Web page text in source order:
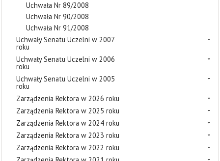
Uchwała Nr 89/2008
Uchwała Nr 90/2008
Uchwała Nr 91/2008
Uchwały Senatu Uczelni w 2007
roku
Uchwały Senatu Uczelni w 2006
roku
Uchwały Senatu Uczelni w 2005
roku
Zarządzenia Rektora w 2026 roku
Zarządzenia Rektora w 2025 roku
Zarządzenia Rektora w 2024 roku
Zarządzenia Rektora w 2023 roku
Zarządzenia Rektora w 2022 roku